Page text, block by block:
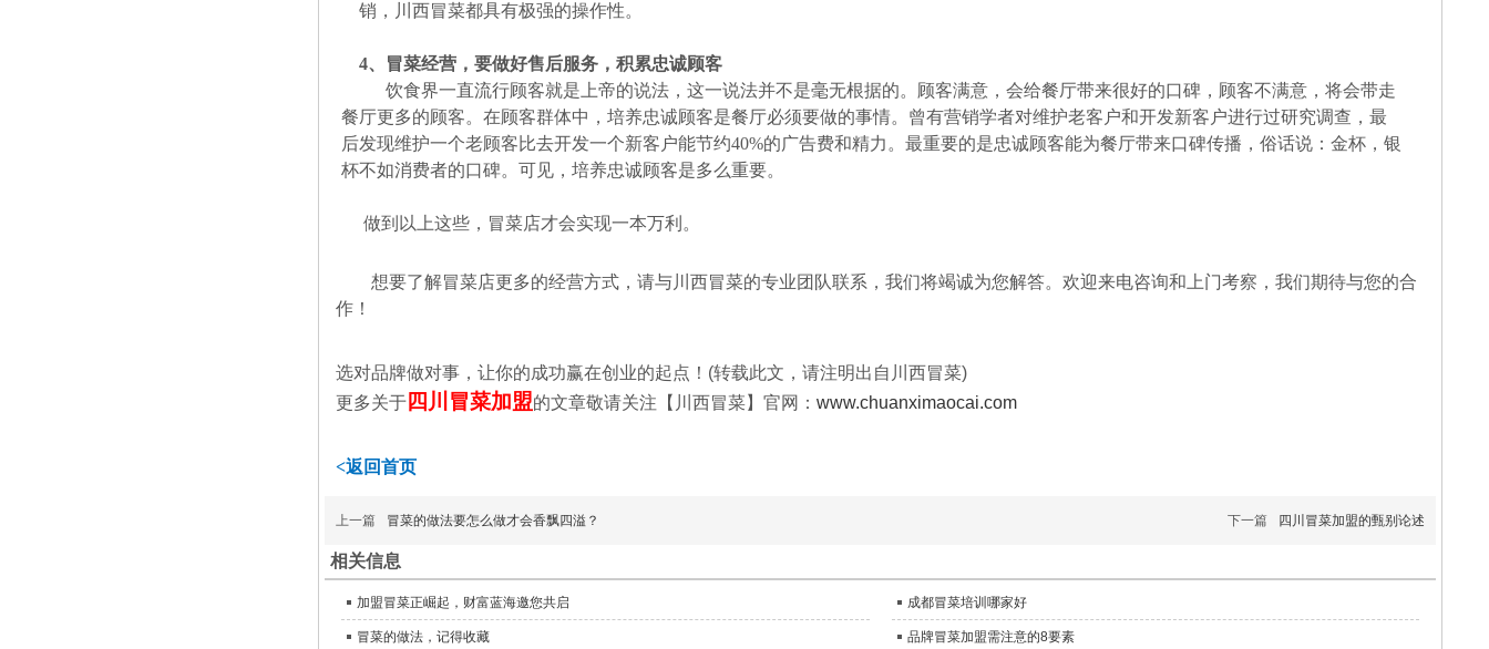
销，川西冒菜都具有极强的操作性。
4、冒菜经营，要做好售后服务，积累忠诚顾客
饮食界一直流行顾客就是上帝的说法，这一说法并不是毫无根据的。顾客满意，会给餐厅带来很好的口碑，顾客不满意，将会带走
餐厅更多的顾客。在顾客群体中，培养忠诚顾客是餐厅必须要做的事情。曾有营销学者对维护老客户和开发新客户进行过研究调查，最
后发现维护一个老顾客比去开发一个新客户能节约40%的广告费和精力。最重要的是忠诚顾客能为餐厅带来口碑传播，俗话说：金杯，银
杯不如消费者的口碑。可见，培养忠诚顾客是多么重要。
做到以上这些，冒菜店才会实现一本万利。
想要了解冒菜店更多的经营方式，请与川西冒菜的专业团队联系，我们将竭诚为您解答。欢迎来电咨询和上门考察，我们期待与您的合
作！
选对品牌做对事，让你的成功赢在创业的起点！ (转载此文，请注明出自川西冒菜)
更多关于 四川冒菜加盟的文章敬请关注【川西冒菜】官网： www.chuanximaocai.com
<返回首页
上一篇 冒菜的做法要怎么做才会香飘四溢？ 下一篇 四川冒菜加盟的甄别论述
相关信息
加盟冒菜正崛起，财富蓝海邀您共启 成都冒菜培训哪家好
冒菜的做法，记得收藏 品牌冒菜加盟需注意的8要素